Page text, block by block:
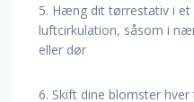
5. Hæng dit tørrestativ i
luftcirkulation, såsom i
eller dør
6. Skift dine blomster